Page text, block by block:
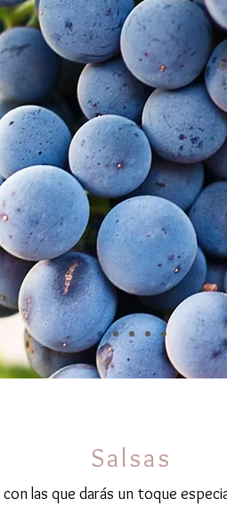
Salsas
las que darás un toque